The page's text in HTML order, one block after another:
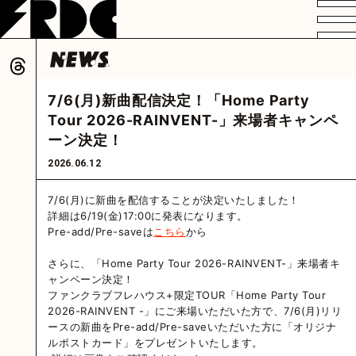
VIDEO
DISCOGRAPHY
GOODS FAN CLUB
HOME
7/6(月)新曲配信決定！「Home Party
Tour 2026-RAINVENT-」来場者キャンペ
ーン決定！
2026.06.12
7/6(月)に新曲を配信することが決定いたしました！
詳細は6/19(金)17:00に発表になります。
Pre-add/Pre-saveは こちらから
さらに、「Home Party Tour 2026-RAINVENT-」来場者キ
ャンペーン決定！
ファンクラブフレハウス+限定TOUR「Home Party Tour
2026-RAINVENT -」にご来場いただいた方で、7/6(月)リリ
ースの新曲をPre-add/Pre-saveいただいた方に「オリジナ
ルポストカード」をプレゼントいたします。